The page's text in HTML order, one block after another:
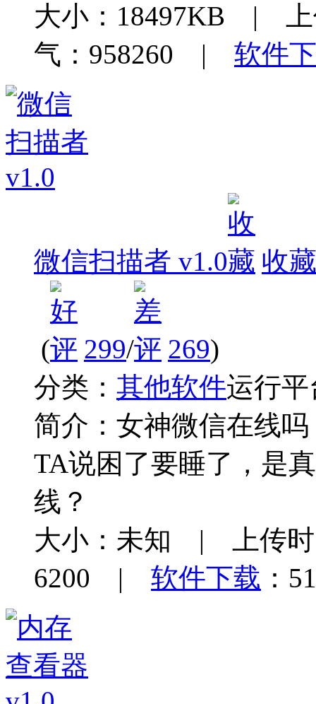
大小：18497KB |
气：958260 | 软件
微信扫描者 v1.0 收藏
( 299/ 269)
分类： 其他软件运行平
简介： 女神微信在线
TA说困了要睡了，是
线？
大小：未知 | 上传
6200 | 软件下载 ：